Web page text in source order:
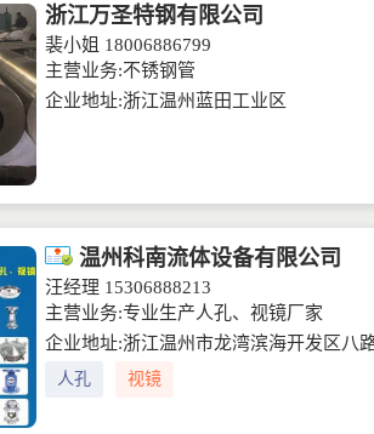
浙江万圣特钢有限公司
裴小姐 18006886799
主营业务:不锈钢管
企业地址:浙江温州蓝田工业区
温州科南流体设备有限公司
汪经理 15306888213
主营业务:专业生产人孔、视镜厂家
企业地址:浙江温州市龙湾滨海开发区八
人孔 视镜